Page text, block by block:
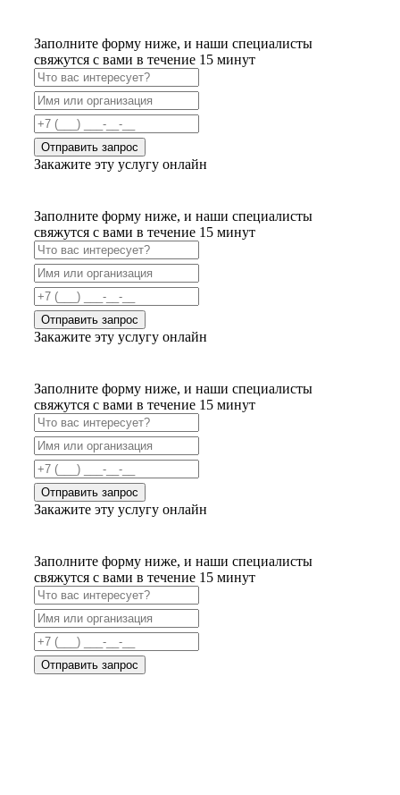
Заполните форму ниже, и наши специалисты
свяжутся с вами в течение 15 минут
Отправить запрос
Закажите эту услугу онлайн
Заполните форму ниже, и наши специалисты
свяжутся с вами в течение 15 минут
Отправить запрос
Закажите эту услугу онлайн
Заполните форму ниже, и наши специалисты
свяжутся с вами в течение 15 минут
Отправить запрос
Закажите эту услугу онлайн
Заполните форму ниже, и наши специалисты
свяжутся с вами в течение 15 минут
Отправить запрос